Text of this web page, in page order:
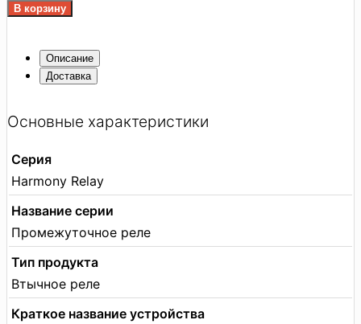
Описание
Доставка
Основные характеристики
Серия
Harmony Relay
Название серии
Промежуточное реле
Тип продукта
Втычное реле
Краткое название устройства